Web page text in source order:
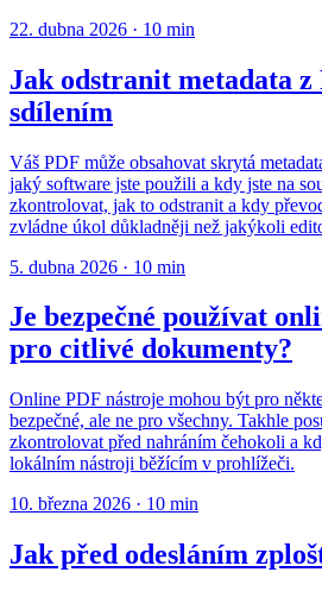
22. dubna 2026 · 10 min
Jak odstranit metadata z
sdílením
Váš PDF může obsahovat skrytá
jaký software jste použili a kdy jste na
zkontrolovat, jak to odstranit a kdy
zvládne úkol důkladněji než jakýkoli
5. dubna 2026 · 10 min
Je bezpečné používat
pro citlivé dokumenty?
Online PDF nástroje mohou být pro
bezpečné, ale ne pro všechny. Takhle
zkontrolovat před nahráním čehokoli a
lokálním nástroji běžícím v prohlížeči.
10. března 2026 · 10 min
Jak před odesláním